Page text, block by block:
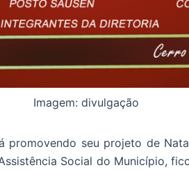
Imagem: divulgação
promovendo seu projeto de
Social do Município,